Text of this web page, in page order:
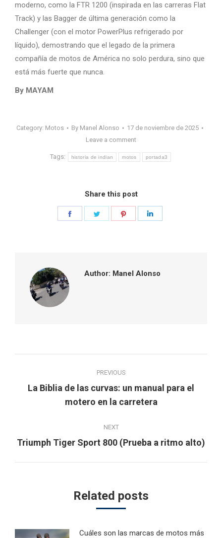
moderno, como la FTR 1200 (inspirada en las carreras Flat
Track) y las Bagger de última generación como la
Challenger (con el motor PowerPlus refrigerado por
líquido), demostrando que el legado de la primera
compañía de motos de América no solo perdura, sino que
está más fuerte que nunca.
By MAYAM
Category: Motos By Manel Alonso
17 de noviembre de 2025
Leave a comment
Tags: historia de indian motos portada3
Share this post
Author: Manel Alonso
navigation
PREVIOUS
Previous
post:
La Biblia de las curvas: un manual para el
motero en la carretera
NEXT
Next
Triumph Tiger Sport 800 (Prueba a ritmo alto)
Related posts
Cuáles son las marcas de motos más